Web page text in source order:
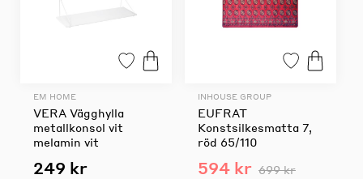
EM HOME
VERA Vägghylla
metallkonsol vit
melamin vit
249 kr
INHOUSE GROUP
EUFRAT
Konstsilkesmatta 7,
röd 65/110
594 kr 699 kr